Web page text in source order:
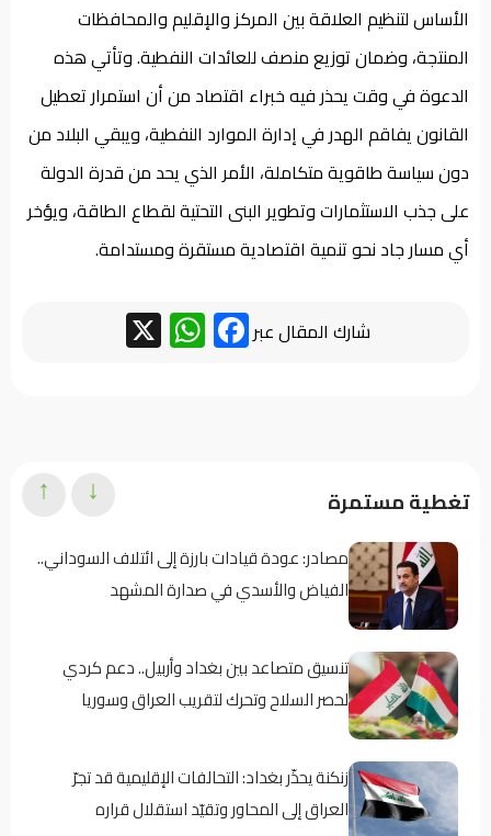
الأساس لتنظيم العلاقة بين المركز والإقليم والمحافظات
المنتجة، وضمان توزيع منصف للعائدات النفطية. وتأتي هذه
الدعوة في وقت يحذر فيه خبراء اقتصاد من أن استمرار تعطيل
القانون يفاقم الهدر في إدارة الموارد النفطية، ويبقي البلاد من
دون سياسة طاقوية متكاملة، الأمر الذي يحد من قدرة الدولة
على جذب الاستثمارات وتطوير البنى التحتية لقطاع الطاقة، ويؤخر
أي مسار جاد نحو تنمية اقتصادية مستقرة ومستدامة.
شارك المقال عبر Facebook
WhatsApp
تغطية مستمرة
مصادر: عودة قيادات بارزة إلى ائتلاف السوداني..
الفياض والأسدي في صدارة المشهد
تنسيق متصاعد بين بغداد وأربيل.. دعم كردي
لحصر السلاح وتحرك لتقريب العراق وسوريا
زنكنة يحذّر بغداد: التحالفات الإقليمية قد تجرّ
العراق إلى المحاور وتقيّد استقلال قراره
↓
↑